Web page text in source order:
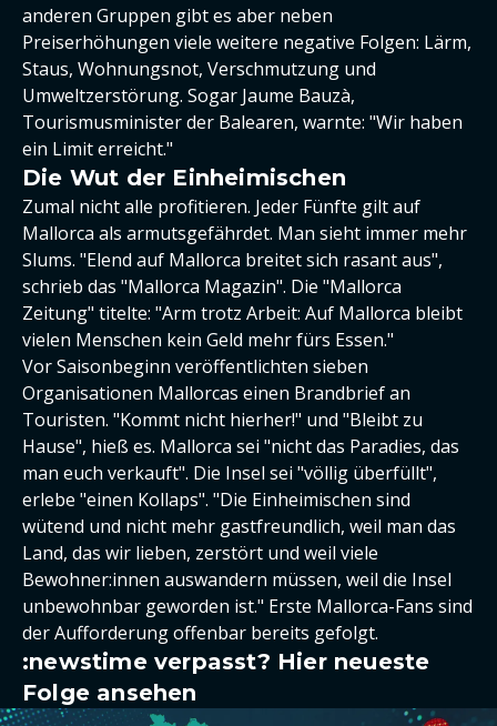
anderen Gruppen gibt es aber neben
Preiserhöhungen viele weitere negative Folgen: Lärm,
Staus, Wohnungsnot, Verschmutzung und
Umweltzerstörung. Sogar Jaume Bauzà,
Tourismusminister der Balearen, warnte: "Wir haben
ein Limit erreicht."
Die Wut der Einheimischen
Zumal nicht alle profitieren. Jeder Fünfte gilt auf
Mallorca als armutsgefährdet. Man sieht immer mehr
Slums. "Elend auf Mallorca breitet sich rasant aus",
schrieb das "Mallorca Magazin". Die "Mallorca
Zeitung" titelte: "Arm trotz Arbeit: Auf Mallorca bleibt
vielen Menschen kein Geld mehr fürs Essen."
Vor Saisonbeginn veröffentlichten sieben
Organisationen Mallorcas einen Brandbrief an
Touristen. "Kommt nicht hierher!" und "Bleibt zu
Hause", hieß es. Mallorca sei "nicht das Paradies, das
man euch verkauft". Die Insel sei "völlig überfüllt",
erlebe "einen Kollaps". "Die Einheimischen sind
wütend und nicht mehr gastfreundlich, weil man das
Land, das wir lieben, zerstört und weil viele
Bewohner:innen auswandern müssen, weil die Insel
unbewohnbar geworden ist." Erste Mallorca-Fans sind
der Aufforderung offenbar bereits gefolgt.
:newstime verpasst? Hier neueste
Folge ansehen